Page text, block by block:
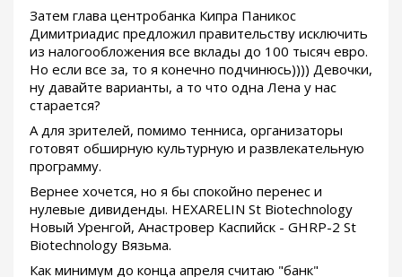
Затем глава центробанка Кипра Паникос
Димитриадис предложил правительству исключить
из налогообложения все вклады до 100 тысяч евро.
Но если все за, то я конечно подчинюсь)))) Девочки,
ну давайте варианты, а то что одна Лена у нас
старается?
А для зрителей, помимо тенниса, организаторы
готовят обширную культурную и развлекательную
программу.
Вернее хочется, но я бы спокойно перенес и
нулевые дивиденды. HEXARELIN St Biotechnology
Новый Уренгой, Анастровер Каспийск - GHRP-2 St
Biotechnology Вязьма.
Как минимум до конца апреля считаю "банк"